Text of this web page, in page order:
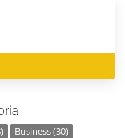
Business (30)